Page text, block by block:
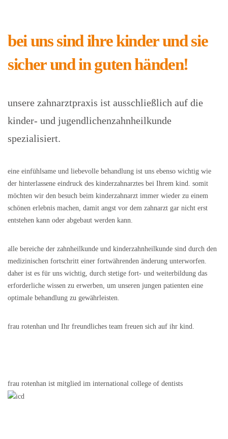
bei uns sind ihre kinder und sie
sicher und in guten händen!
unsere zahnarztpraxis ist ausschließlich auf die
kinder- und jugendlichenzahnheilkunde
spezialisiert.
eine einfühlsame und liebevolle behandlung ist uns ebenso wichtig wie
der hinterlassene eindruck des kinderzahnarztes bei Ihrem kind. somit
möchten wir den besuch beim kinderzahnarzt immer wieder zu einem
schönen erlebnis machen, damit angst vor dem zahnarzt gar nicht erst
entstehen kann oder abgebaut werden kann.
alle bereiche der zahnheilkunde und kinderzahnheilkunde sind durch den
medizinischen fortschritt einer fortwährenden änderung unterworfen.
daher ist es für uns wichtig, durch stetige fort- und weiterbildung das
erforderliche wissen zu erwerben, um unseren jungen patienten eine
optimale behandlung zu gewährleisten.
frau rotenhan und Ihr freundliches team freuen sich auf ihr kind.
frau rotenhan ist mitglied im international college of dentists